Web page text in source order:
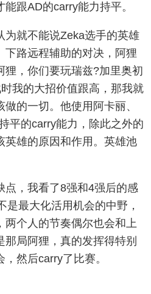
跟AD的carry能力持平。
为就不能说Zeka选手的英雄
下路远程辅助的对决，阿狸
狸，你们要玩瑞兹?加里奥初
我的大招价值跟高，那我就
的一切。他使用阿卡丽、
平的carry能力，除此之外的
英雄的原因和作用。英雄池
点，我看了8强和4强后的感
是最大化活用机会的中野，
两个人的节奏偶尔也会和上
局阿狸，真的发挥得特别
然后carry了比赛。